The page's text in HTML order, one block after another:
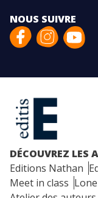
NOUS SUIVRE
DÉCOUVREZ LES
Editions Nathan
Meet in class